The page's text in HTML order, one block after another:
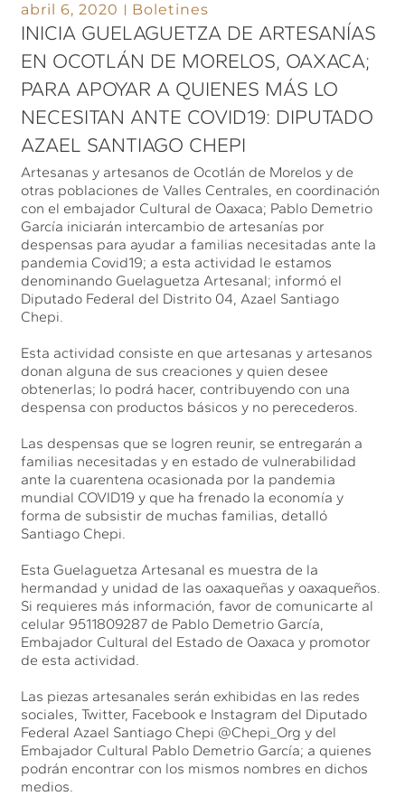
abril 6, 2020 Boletines
INICIA GUELAGUETZA DE ARTESANÍAS
EN OCOTLÁN DE MORELOS, OAXACA;
PARA APOYAR A QUIENES MÁS LO
NECESITAN ANTE COVID19: DIPUTADO
AZAEL SANTIAGO CHEPI
Artesanas y artesanos de Ocotlán de Morelos y de
otras poblaciones de Valles Centrales, en coordinación
con el embajador Cultural de Oaxaca; Pablo Demetrio
García iniciarán intercambio de artesanías por
despensas para ayudar a familias necesitadas ante la
pandemia Covid19; a esta actividad le estamos
denominando Guelaguetza Artesanal; informó el
Diputado Federal del Distrito 04, Azael Santiago
Chepi.
Esta actividad consiste en que artesanas y artesanos
donan alguna de sus creaciones y quien desee
obtenerlas; lo podrá hacer, contribuyendo con una
despensa con productos básicos y no perecederos.
Las despensas que se logren reunir, se entregarán a
familias necesitadas y en estado de vulnerabilidad
ante la cuarentena ocasionada por la pandemia
mundial COVID19 y que ha frenado la economía y
forma de subsistir de muchas familias, detalló
Santiago Chepi.
Esta Guelaguetza Artesanal es muestra de la
hermandad y unidad de las oaxaqueñas y oaxaqueños.
Si requieres más información, favor de comunicarte al
celular 9511809287 de Pablo Demetrio García,
Embajador Cultural del Estado de Oaxaca y promotor
de esta actividad.
Las piezas artesanales serán exhibidas en las redes
sociales, Twitter, Facebook e Instagram del Diputado
Federal Azael Santiago Chepi @Chepi_Org y del
Embajador Cultural Pablo Demetrio García; a quienes
podrán encontrar con los mismos nombres en dichos
medios.